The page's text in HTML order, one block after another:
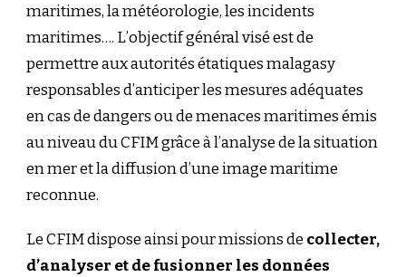
maritimes, la météorologie, les incidents
maritimes…. L’objectif général visé est de
permettre aux autorités étatiques malagasy
responsables d’anticiper les mesures adéquates
en cas de dangers ou de menaces maritimes émis
au niveau du CFIM grâce à l’analyse de la situation
en mer et la diffusion d’une image maritime
reconnue.
Le CFIM dispose ainsi pour missions de collecter,
d’analyser et de fusionner les données